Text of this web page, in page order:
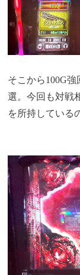
そこから100G
選。今回も対戦
を所持している